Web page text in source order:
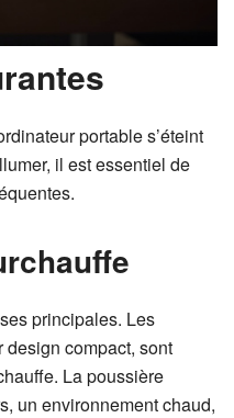
portable s’éteint
il est essentiel de
principales. Les
compact, sont
La poussière
un environnement chaud,